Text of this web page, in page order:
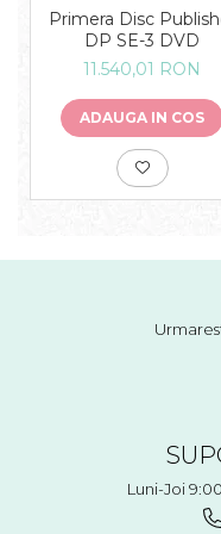
Primera Disc
DP SE-3 DVD
11.540,01 RON
ADAUGA IN COS
Luni-Joi